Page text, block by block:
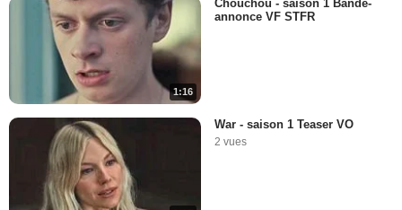
1:16
Chouchou - saison 1 Bande-
annonce VF STFR
War - saison 1 Teaser VO
2 vues